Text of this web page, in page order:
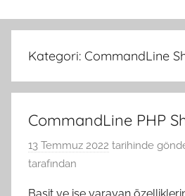
Kategori: CommandLine
CommandLine PHP
13 Temmuz 2022 tarihinde
tarafından
Basit ve işe yarayan